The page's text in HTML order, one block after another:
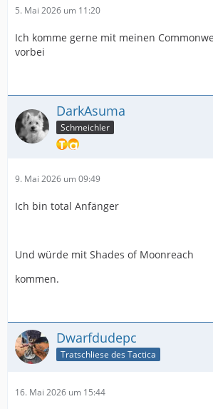
5. Mai 2026 um 11:20
Ich komme gerne mit meinen
vorbei
DarkAsuma
Schmeichler
9. Mai 2026 um 09:49
Ich bin total Anfänger
Und würde mit Shades of Moonreach
kommen.
Dwarfdudepc
Tratschliese des Tactica
16. Mai 2026 um 15:44